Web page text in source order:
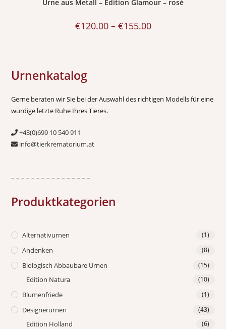
Urne aus Metall – Edition Glamour – rosé
€120.00 – €155.00
Urnenkatalog
Gerne beraten wir Sie bei der Auswahl des richtigen Modells für eine
würdige letzte Ruhe Ihres Tieres.
+43(0)699 10 540 911
info@tierkrematorium.at
– – – – – – – – – – – – – – – –
Produktkategorien
Alternativurnen (1)
Andenken (8)
Biologisch Abbaubare Urnen (15)
Edition Natura (10)
Blumenfriede (1)
Designerurnen (43)
Edition Holland (6)